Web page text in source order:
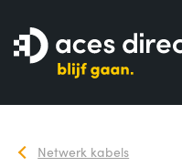
Netwerk kabels